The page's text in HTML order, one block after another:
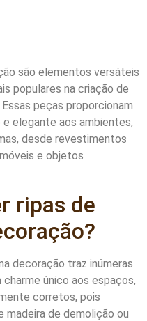
são elementos versáteis
populares na criação de
peças proporcionam
elegante aos ambientes,
desde revestimentos
e objetos
ripas de
decoração traz inúmeras
único aos espaços,
corretos, pois
de demolição ou